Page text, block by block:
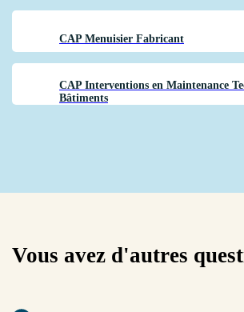
CAP Menuisier Fabricant
CAP Interventions en Maintenance
Bâtiments
Vous avez d'autres